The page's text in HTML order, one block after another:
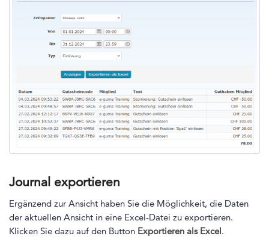
Journal exportieren
Ergänzend zur Ansicht haben Sie die Möglichkeit, die Daten
der aktuellen Ansicht in eine Excel-Datei zu exportieren.
Klicken Sie dazu auf den Button Exportieren als Excel.